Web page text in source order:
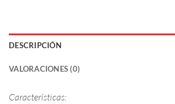
DESCRIPCIÓN
VALORACIONES (0)
Características: